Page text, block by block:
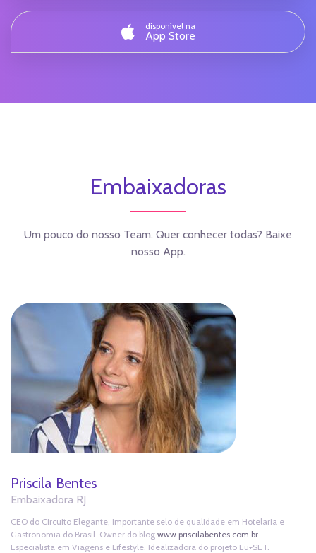
disponível na
App Store
Embaixadoras
Um pouco do nosso Team. Quer conhecer todas? Baixe
nosso App.
Priscila Bentes
Embaixadora RJ
CEO do Circuito Elegante, importante selo de qualidade em Hotelaria e
Gastronomia do Brasil. Owner do blog www.priscilabentes.com.br
Especialista em Viagens e Lifestyle. Idealizadora do projeto Eu+SET.